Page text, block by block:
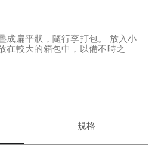
成扁平狀，隨行李打包。 放入小
在較大的箱包中，以備不時之
規格